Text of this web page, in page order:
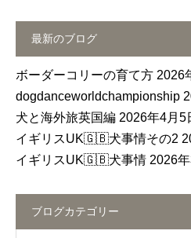
最新のブログ
ボーダーコリーの育て方 2026
dogdanceworldchampionship
犬と海外旅英国編 2026年4月5
イギリスUK🇬🇧犬事情その2
イギリスUK🇬🇧犬事情 2026
ブログカテゴリー